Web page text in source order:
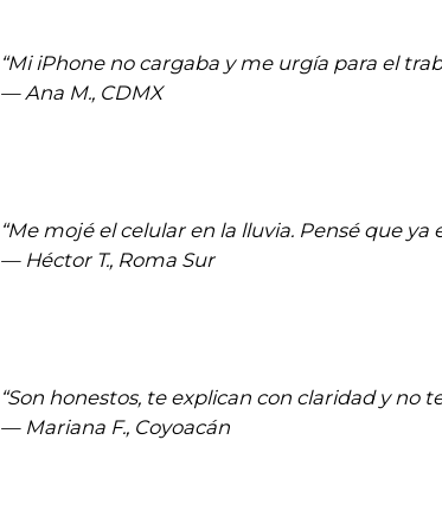
“Mi iPhone no cargaba y me urgía para el
— Ana M., CDMX
“Me mojé el celular en la lluvia. Pensé que
— Héctor T., Roma Sur
“Son honestos, te explican con claridad y no
— Mariana F., Coyoacán